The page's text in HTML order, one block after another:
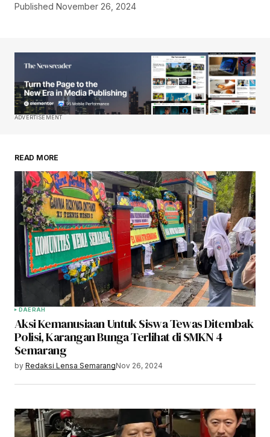
Published November 26, 2024
ADVERTISEMENT
READ MORE
DAERAH
Aksi Kemanusiaan Untuk Siswa Tewas Ditembak
Polisi, Karangan Bunga Terlihat di SMKN 4
Semarang
by Redaksi Lensa SemarangNov 26, 2024